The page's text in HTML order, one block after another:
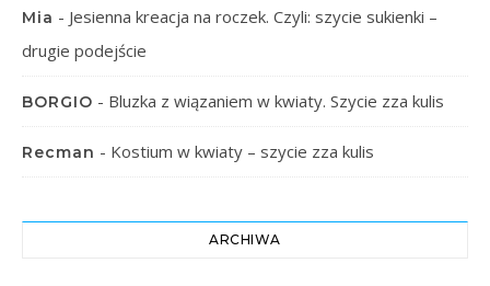
Mia - Jesienna kreacja na roczek. Czyli: szycie sukienki –
drugie podejście
BORGIO - Bluzka z wiązaniem w kwiaty. Szycie zza kulis
Recman - Kostium w kwiaty – szycie zza kulis
ARCHIWA